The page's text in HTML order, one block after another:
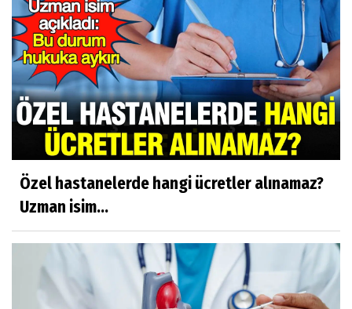
Özel hastanelerde hangi ücretler alınamaz?
Uzman isim...